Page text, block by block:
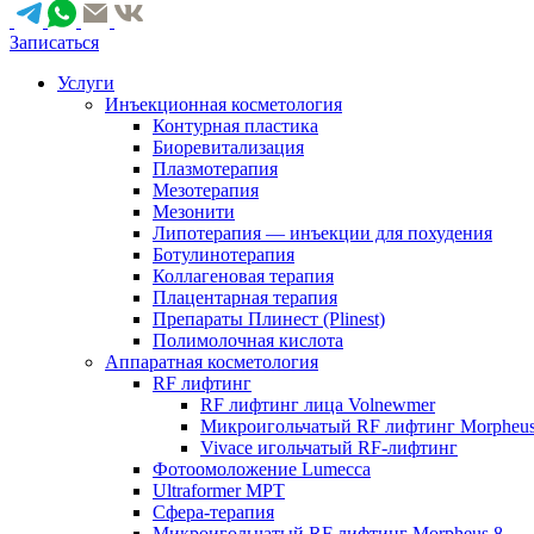
Записаться
Услуги
Инъекционная косметология
Контурная пластика
Биоревитализация
Плазмотерапия
Мезотерапия
Мезонити
Липотерапия — инъекции для похудения
Ботулинотерапия
Коллагеновая терапия
Плацентарная терапия
Препараты Плинест (Plinest)
Полимолочная кислота
Аппаратная косметология
RF лифтинг
RF лифтинг лица Volnewmer
Микроигольчатый RF лифтинг
Vivace игольчатый RF-лифтинг
Фотоомоложение Lumecca
Ultraformer MPT
Сфера-терапия